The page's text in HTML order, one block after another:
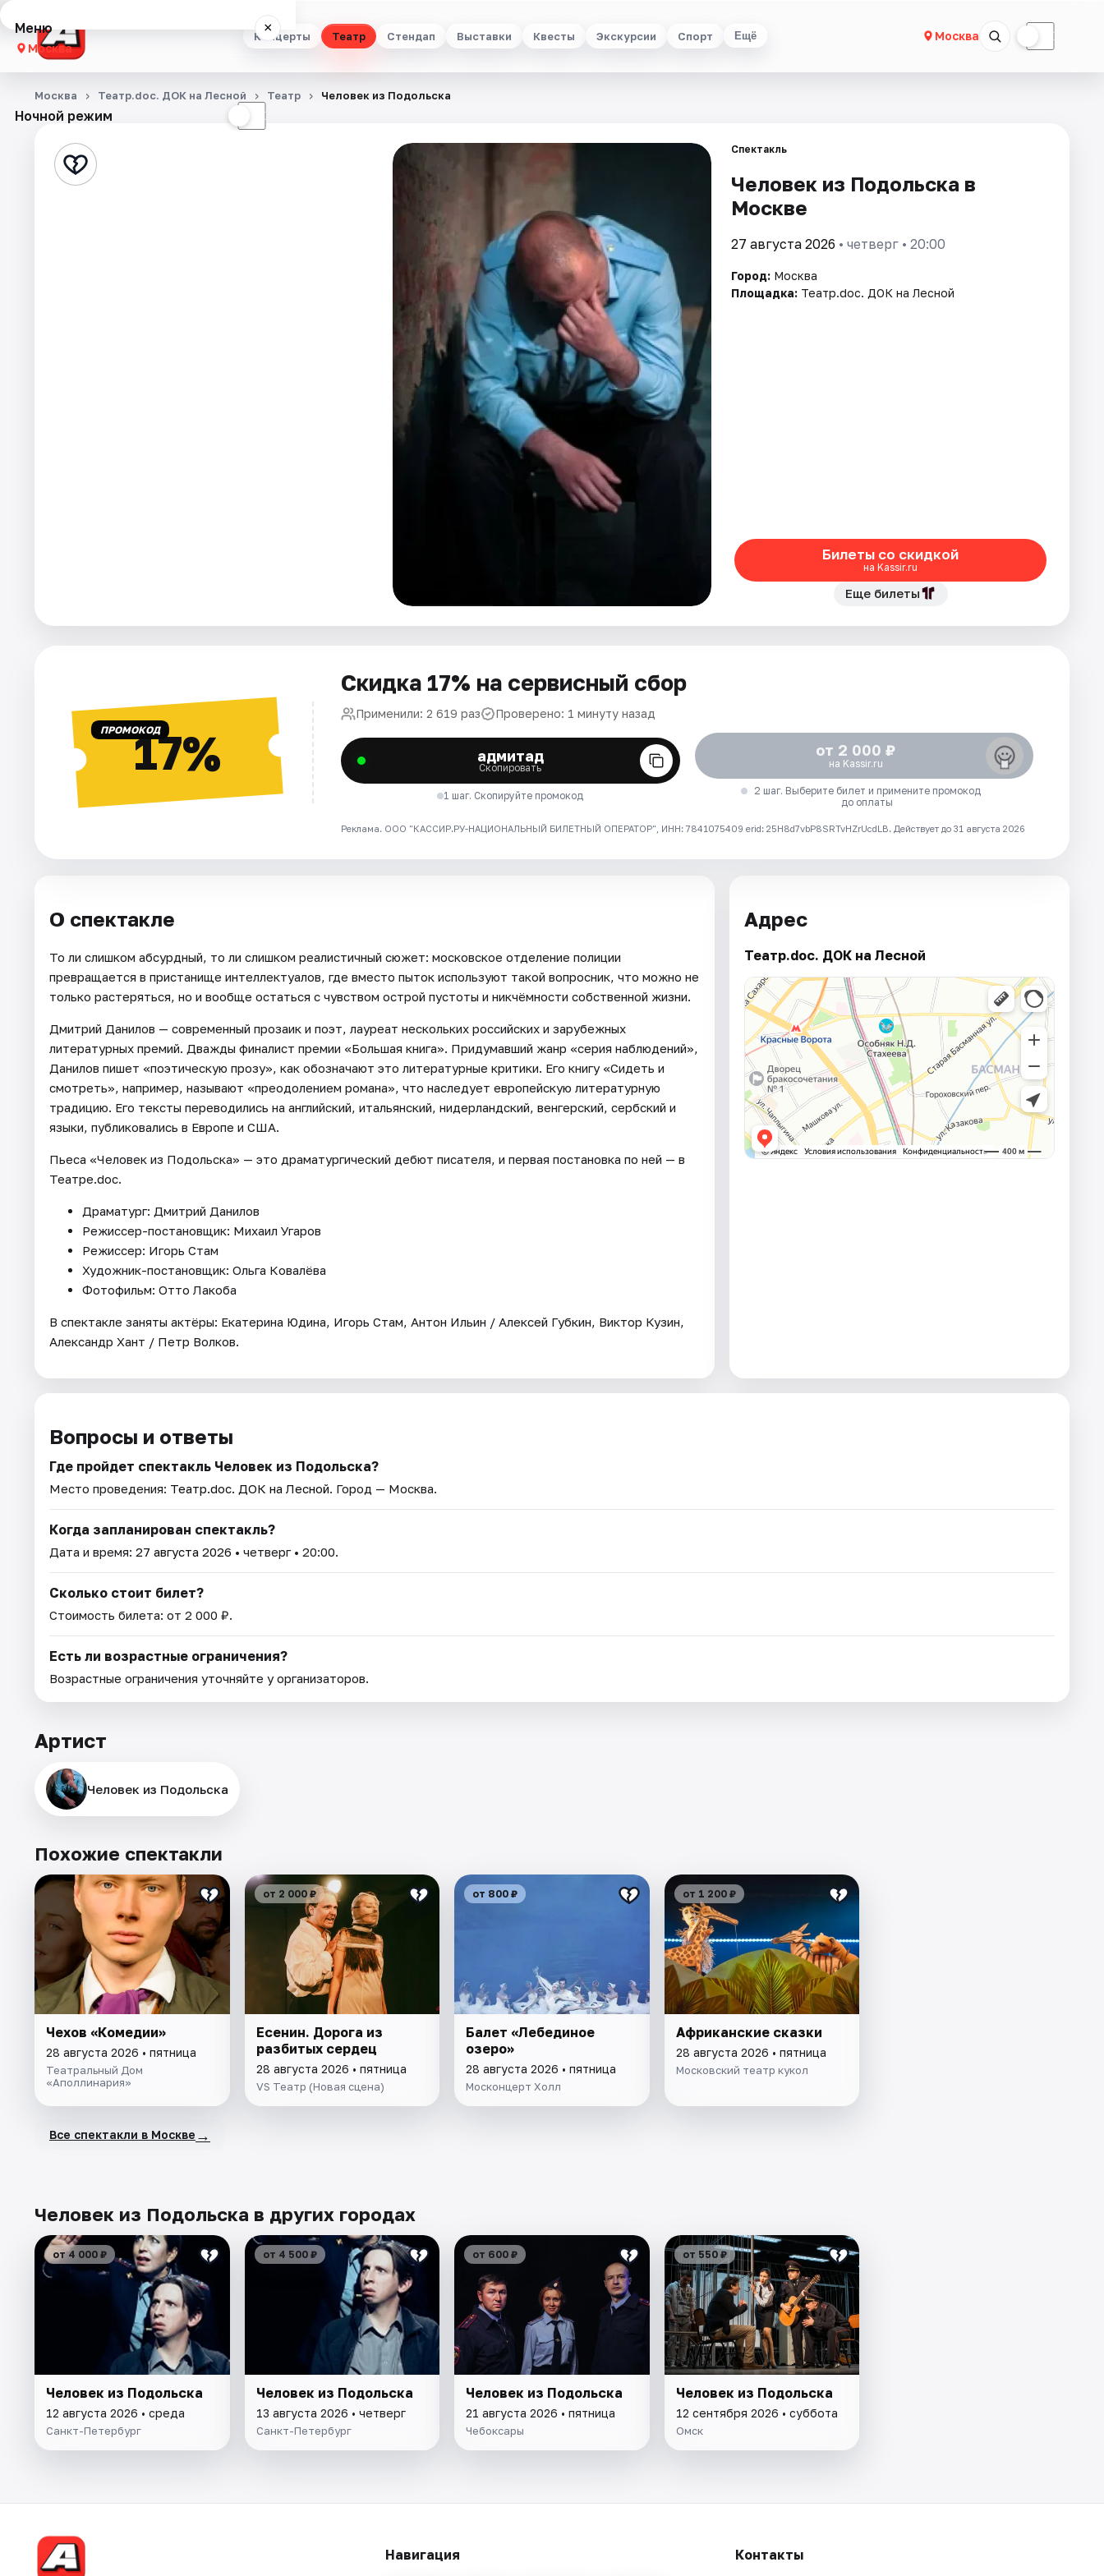
Концерты Театр Стендап Выставки Квесты Экскурсии Спорт Ещё Москва ☾
Меню ×
Москва
Концерты
Стендап
Ночной режим ☾
Москва Театр.doc. ДОК на Лесной Театр Человек из Подольска
Спектакль
Человек из Подольска в
Москве
27 августа 2026 • четверг • 20:00
Город: Москва
Площадка: Театр.doc. ДОК на Лесной
Билеты со скидкой
на Kassir.ru
Еще билеты
ПРОМОКОД17%
Скидка 17% на сервисный сбор
Применили: 2 619 раз Проверено: 1 минуту назад
адмитад
Скопировать
1 шаг. Скопируйте промокод
от 2 000 ₽
на Kassir.ru
2 шаг. Выберите билет и примените промокод
до оплаты
Реклама. ООО "КАССИР.РУ-НАЦИОНАЛЬНЫЙ БИЛЕТНЫЙ ОПЕРАТОР", ИНН: 7841075409 erid: 25H8d7vbP8SRTvHZrUcdLB. Действует до 31 августа 2026
О спектакле
То ли слишком абсурдный, то ли слишком реалистичный сюжет: московское отделение полиции
превращается в пристанище интеллектуалов, где вместо пыток используют такой вопросник, что можно не
только растеряться, но и вообще остаться с чувством острой пустоты и никчёмности собственной жизни.
Дмитрий Данилов — современный прозаик и поэт, лауреат нескольких российских и зарубежных
литературных премий. Дважды финалист премии «Большая книга». Придумавший жанр «серия наблюдений»,
Данилов пишет «поэтическую прозу», как обозначают это литературные критики. Его книгу «Сидеть и
смотреть», например, называют «преодолением романа», что наследует европейскую литературную
традицию. Его тексты переводились на английский, итальянский, нидерландский, венгерский, сербский и
языки, публиковались в Европе и США.
Пьеса «Человек из Подольска» — это драматургический дебют писателя, и первая постановка по ней — в
Театре.doc.
Драматург: Дмитрий Данилов
Режиссер-постановщик: Михаил Угаров
Режиссер: Игорь Стам
Художник-постановщик: Ольга Ковалёва
Фотофильм: Отто Лакоба
В спектакле заняты актёры: Екатерина Юдина, Игорь Стам, Антон Ильин / Алексей Губкин, Виктор Кузин,
Александр Хант / Петр Волков.
Адрес
Театр.doc. ДОК на Лесной
Вопросы и ответы
Где пройдет спектакль Человек из Подольска?
Место проведения: Театр.doc. ДОК на Лесной. Город — Москва.
Когда запланирован спектакль?
Дата и время: 27 августа 2026 • четверг • 20:00.
Сколько стоит билет?
Стоимость билета: от 2 000 ₽.
Есть ли возрастные ограничения?
Возрастные ограничения уточняйте у организаторов.
Артист
Человек из Подольска
Похожие спектакли
Чехов «Комедии»
28 августа 2026 • пятница
Театральный Дом
«Аполлинария»
от 2 000 ₽
Есенин. Дорога из
разбитых сердец
28 августа 2026 • пятница
VS Театр (Новая сцена)
от 800 ₽
Балет «Лебединое
озеро»
28 августа 2026 • пятница
Москонцерт Холл
от 1 200 ₽
Африканские сказки
28 августа 2026 • пятница
Московский театр кукол
Все спектакли в Москве →
Человек из Подольска в других городах
от 4 000 ₽
Человек из Подольска
12 августа 2026 • среда
Санкт-Петербург
от 4 500 ₽
Человек из Подольска
13 августа 2026 • четверг
Санкт-Петербург
от 600 ₽
Человек из Подольска
21 августа 2026 • пятница
Чебоксары
от 550 ₽
Человек из Подольска
12 сентября 2026 • суббота
Омск
Навигация Контакты